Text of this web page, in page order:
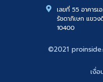
เลขที่ 55 อาคาร
รัชดาภิเษก แขว
10400
©2021
เงื่อ